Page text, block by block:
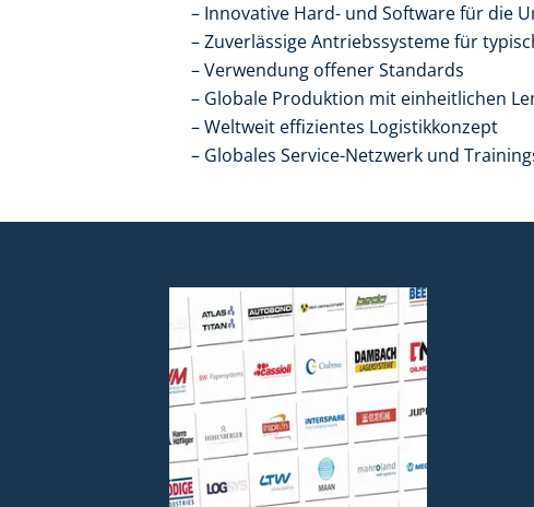
Innovative Hard- und Software für die
Zuverlässige Antriebssysteme für
Verwendung offener Standards
Globale Produktion mit einheitlichen
Weltweit effizientes Logistikkonzept
Globales Service-Netzwerk und